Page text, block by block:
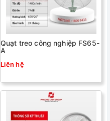
Quạt treo công nghiệp FS65-
A
Liên hệ